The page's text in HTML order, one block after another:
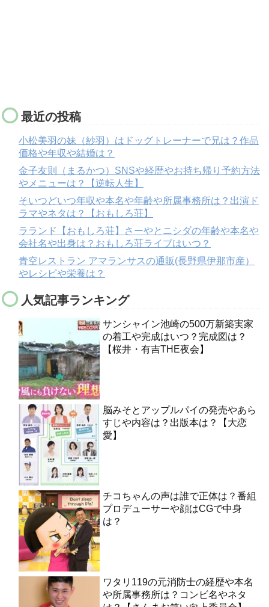
最近の投稿
小松美羽の妹（紗羽）はドッグトレーナーで兄は？作品
価格や年収や結婚は？
金子友則（まるかつ）SNSや経歴やお持ち帰り予約方法
やメニューは？【逆転人生】
そいつどいつ年収や本名や年齢や所属事務所は？出演ド
ラマやネタは？【おもしろ荘】
ラランド【おもしろ荘】さーやとニシダの年齢や本名や
会社名や出身は？おもしろ荘ライブはいつ？
青空レストラン アマランサスの通販(長野県伊那市産）
やレシピや栄養は？
人気記事ランキング
サンシャイン池崎の500万新築実家
の着工や完成はいつ？完成図は？
【桜井・有吉THE夜会】
脳みそとアップルパイの発売やあら
すじや内容は？出版本は？【大恋
愛】
チコちゃんの声は誰で正体は？番組
プロデューサーや顔はCGで中身
は？
ワタリ119の元消防士の経歴や本名
や所属事務所は？コンビ名やネタ